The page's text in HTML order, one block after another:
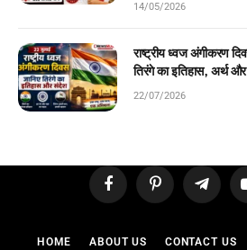
14/05/2026
राष्ट्रीय ध्वज अंगीकरण
तिरंगे का इतिहास, अर्थ
22/07/2026
FacebookPinterest
HOME ABOUT US CONTACT US